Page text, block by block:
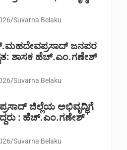
Suvarna Belaku
ಜನಪರ
ಶಾಸಕ ಹೆಚ್.ಎಂ.ಗಣೇಶ್
Suvarna Belaku
ಜಿಲ್ಲೆಯ ಅಭಿವೃದ್ಧಿಗೆ
: ಹೆಚ್.ಎಂ.ಗಣೇಶ್‌
Suvarna Belaku